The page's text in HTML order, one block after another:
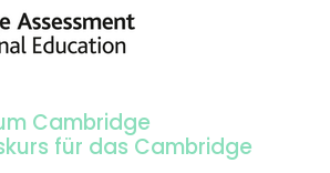
Cambridge
für das Cambridge